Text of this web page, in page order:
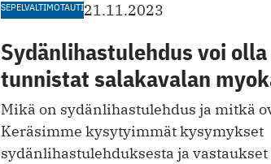
SEPELVALTIMOTAUTI21.11.2023
Sydänlihastulehdus voi
tunnistat salakavalan
Mikä on sydänlihastulehdus ja mitkä
Keräsimme kysytyimmät kysymykset
sydänlihastulehduksesta ja